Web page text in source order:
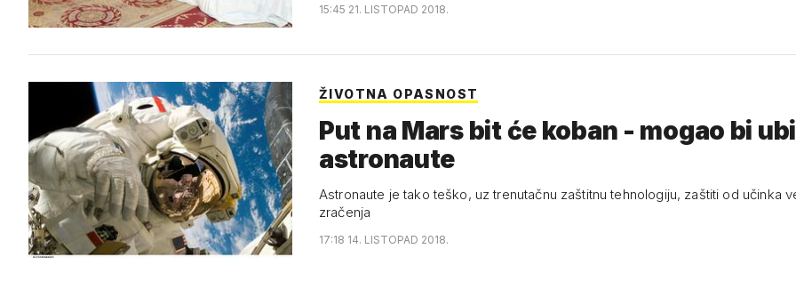
15:45 21. LISTOPAD 2018.
ŽIVOTNA OPASNOST
Put na Mars bit će koban - mogao bi
astronaute
Astronaute je tako teško, uz trenutačnu zaštitnu tehnologiju, zaštiti od učinka
zračenja
17:18 14. LISTOPAD 2018.